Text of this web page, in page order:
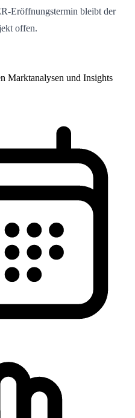
Eröffnungstermin bleibt der
offen.
Marktanalysen und Insights